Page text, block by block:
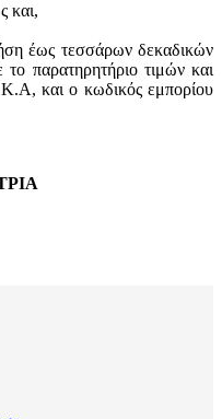
και,
έως τεσσάρων δεκαδικών
παρατηρητήριο τιμών και
Κ.Α, και ο κωδικός εμπορίου